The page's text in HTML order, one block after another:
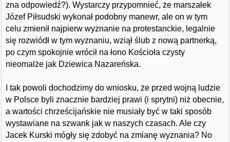
zna odpowiedź?). Wystarczy przypomnieć, że marszałek
Józef Piłsudski wykonał podobny manewr, ale on w tym
celu zmienił najpierw wyznanie na protestanckie, legalnie
się rozwiódł w tym wyznaniu, wziął ślub z nową partnerką,
po czym spokojnie wrócił na łono Kościoła czysty
nieomalże jak Dziewica Nazareńska.
I tak powoli dochodzimy do wniosku, że przed wojną ludzie
w Polsce byli znacznie bardziej prawi (i sprytni) niż obecnie,
a wartości chrześcijańskie nie musiały być w taki sposób
wystawiane na szwank jak w naszych czasach. Ale czy
Jacek Kurski mógły się zdobyć na zmianę wyznania? No